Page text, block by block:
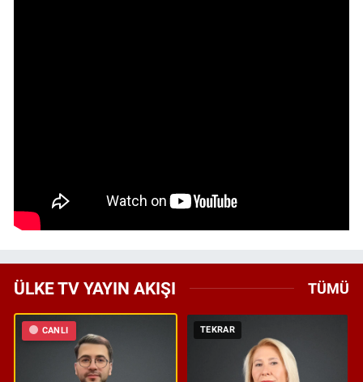
ÜLKE TV YAYIN AKIŞI TÜMÜ
CANLI TEKRAR